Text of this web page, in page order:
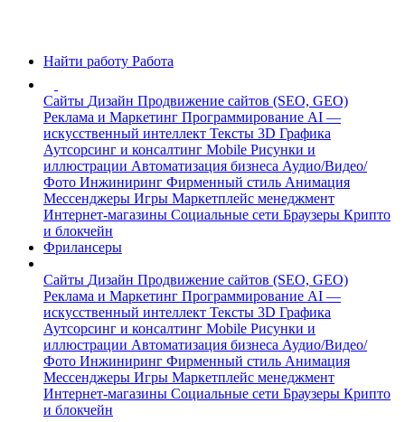
Найти работу Работа
Сайты Дизайн Продвижение сайтов (SEO, GEO)
Реклама и Маркетинг Программирование AI —
искусственный интеллект Тексты 3D Графика
Аутсорсинг и консалтинг Mobile Рисунки и
иллюстрации Автоматизация бизнеса Аудио/Видео/
Фото Инжиниринг Фирменный стиль Анимация
Мессенджеры Игры Маркетплейс менеджмент
Интернет-магазины Социальные сети Браузеры Крипто
и блокчейн
Фрилансеры
Сайты Дизайн Продвижение сайтов (SEO, GEO)
Реклама и Маркетинг Программирование AI —
искусственный интеллект Тексты 3D Графика
Аутсорсинг и консалтинг Mobile Рисунки и
иллюстрации Автоматизация бизнеса Аудио/Видео/
Фото Инжиниринг Фирменный стиль Анимация
Мессенджеры Игры Маркетплейс менеджмент
Интернет-магазины Социальные сети Браузеры Крипто
и блокчейн